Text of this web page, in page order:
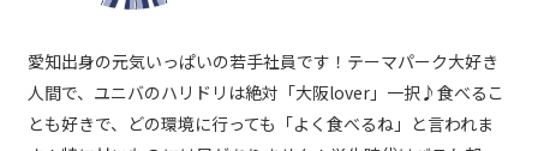
愛知出身の元気いっぱいの若手社員です！テーマパーク大好き
人間で、ユニバのハリドリは絶対「大阪lover」一択♪食べるこ
とも好きで、どの環境に行っても「よく食べるね」と言われま